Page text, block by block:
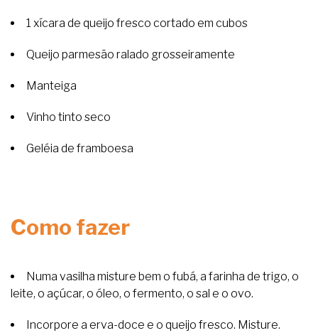
1 xícara de queijo fresco cortado em cubos
Queijo parmesão ralado grosseiramente
Manteiga
Vinho tinto seco
Geléia de framboesa
Como fazer
Numa vasilha misture bem o fubá, a farinha de trigo, o
leite, o açúcar, o óleo, o fermento, o sal e o ovo.
Incorpore a erva-doce e o queijo fresco. Misture.